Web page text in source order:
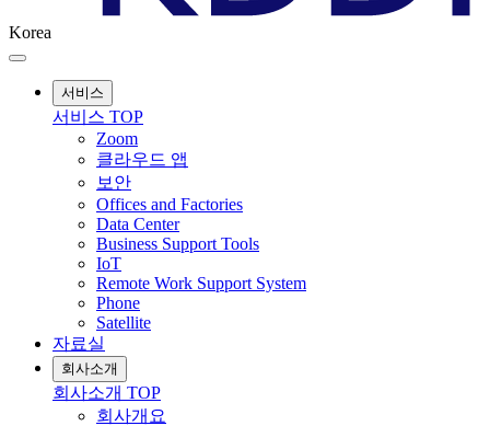
Korea
서비스
서비스 TOP
Zoom
클라우드 앱
보안
Offices and Factories
Data Center
Business Support Tools
IoT
Remote Work Support System
Phone
Satellite
자료실
회사소개
회사소개 TOP
회사개요